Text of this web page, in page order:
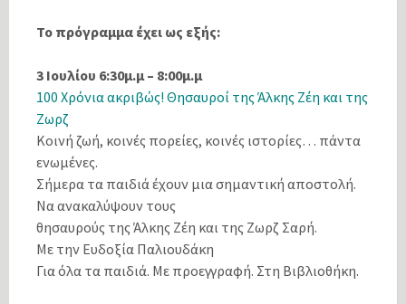
Το πρόγραμμα έχει ως εξής:
3 Ιουλίου 6:30μ.μ – 8:00μ.μ
100 Χρόνια ακριβώς! Θησαυροί της Άλκης Ζέη και της
Ζωρζ
Κοινή ζωή, κοινές πορείες, κοινές ιστορίες… πάντα
ενωμένες.
Σήμερα τα παιδιά έχουν μια σημαντική αποστολή.
Να ανακαλύψουν τους
θησαυρούς της Άλκης Ζέη και της Ζωρζ Σαρή.
Με την Ευδοξία Παλιουδάκη
Για όλα τα παιδιά. Με προεγγραφή. Στη Βιβλιοθήκη.